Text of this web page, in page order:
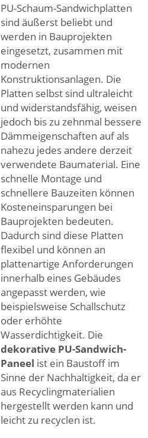
PU-Schaum-Sandwichplatten
sind äußerst beliebt und
werden in Bauprojekten
eingesetzt, zusammen mit
modernen
Konstruktionsanlagen. Die
Platten selbst sind ultraleicht
und widerstandsfähig, weisen
jedoch bis zu zehnmal bessere
Dämmeigenschaften auf als
nahezu jedes andere derzeit
verwendete Baumaterial. Eine
schnelle Montage und
schnellere Bauzeiten können
Kosteneinsparungen bei
Bauprojekten bedeuten.
Dadurch sind diese Platten
flexibel und können an
plattenartige Anforderungen
innerhalb eines Gebäudes
angepasst werden, wie
beispielsweise Schallschutz
oder erhöhte
Wasserdichtigkeit. Die
dekorative PU-Sandwich-
Paneel ist ein Baustoff im
Sinne der Nachhaltigkeit, da er
aus Recyclingmaterialien
hergestellt werden kann und
leicht zu recyclen ist.